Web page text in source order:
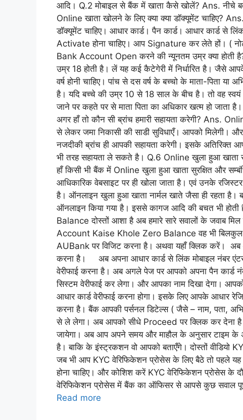
आदि। Q.2 मोबाइल से बैंक में खाता कैसे खोलें? Ans. नीचे
Online खाता खोलने के लिए क्या क्या डॉक्यूमेंट चाहिए?
डॉक्यूमेंट चाहिए। आधार कार्ड। पैन कार्ड। आधार कार्ड से
Activate होना चाहिए। आप Signature कर लेते हों। (
Bank Account Open करने की न्यूनतम उम्र क्या
उम्र 18 होती है। लें यह कई कैटेगेरी में निर्धारित है। जैसे
वर्ष होनी चाहिए। पांच से दस वर्ष के बच्चो के माता-पिता
है। यदि बच्चे की उम्र 10 से 18 साल के बीच है। तो वह
जाने पर कहते पर से माता पिता का अधिकार खत्म हो जाता
अगर हाँ तो कौन सी ब्रांच हमारी सहायता करेगी? Ans.
से लेकर जमा निकासी की साडी सुविधाएँ। आपको
नजदीकी ब्रांच ही आपकी सहायता करेगी। इसके अतिरिक्त
भी तरह सहायता ले सकते है। Q.6 Online खुला हुआ खाता
हाँ किसी भी बैंक में Online खुला हुआ खाता सुरक्षित और
आधिकारिक वेबसाइट पर ही खोला जाता है। एवं उनके
है। ऑनलाइन खुला हुआ खाता नार्मल खाते जैसा ही रहता
ऑनलाइन किया गया है। इससे कागज आदि की बचत भी
Balance दोस्तों आशा है अब हमारे सारे सवालों के जवाब
Account Kaise Khole Zero Balance वह भी
AUBank पर विजिट करना है। अथवा यहाँ क्लिक करें।
करना है। अब अपना आधार कार्ड से लिंक मोबाइल नंबर
वेरीफाई करना है। अब अगले पेज पर आपको अपना पैन कार्ड
सिस्टम वेरीफाई कर लेगा। और आपका नाम दिखा देगा।
आधार कार्ड वेरीफाई करना होगा। इसके लिए आपके आधार
करना है। बैंक आपकी पर्सनल डिटेल्स ( जैसे – नाम, पता,
से ले लेगा। अब आपको सीधे Proceed पर क्लिक कर देना
जायेगा। अब आप अपने समय और माहौल के अनुसार टाइम
है। बाकि के इंस्ट्रकशन वो आपको बताएँगे। दोस्तों वीडियो
जब भी आप KYC वेरिफिकेशन प्रोसेस के लिए बैठे तो पहले
होना चाहिए। और कोशिश करें KYC वेरिफिकेशन प्रोसेस के
वेरिफिकेशन प्रोसेस में बैंक का ऑफिसर से आपसे कुछ सवाल
Read more